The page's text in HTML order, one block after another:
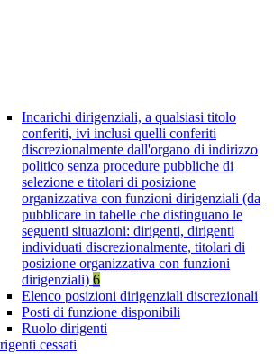
Incarichi dirigenziali, a qualsiasi titolo
conferiti, ivi inclusi quelli conferiti
discrezionalmente dall'organo di indirizzo
politico senza procedure pubbliche di
selezione e titolari di posizione
organizzativa con funzioni dirigenziali (da
pubblicare in tabelle che distinguano le
seguenti situazioni: dirigenti, dirigenti
individuati discrezionalmente, titolari di
posizione organizzativa con funzioni
dirigenziali) 6
Elenco posizioni dirigenziali discrezionali
Posti di funzione disponibili
Ruolo dirigenti
cessati